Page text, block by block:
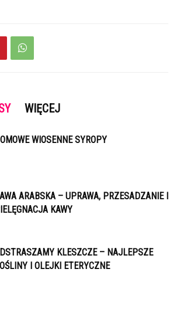
WIĘCEJ
WIOSENNE SYROPY
ARABSKA – UPRAWA, PRZESADZANIE I
KAWY
KLESZCZE – NAJLEPSZE
I OLEJKI ETERYCZNE